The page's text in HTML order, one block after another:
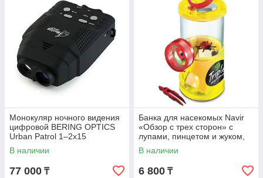
Монокуляр ночного видения
цифровой BERING OPTICS
Urban Patrol 1–2x15
В наличии
77 000 ₸
Банка для насекомых Navir
«Обзор с трех сторон» с
лупами, пинцетом и жуком,
прозрачный
В наличии
6 800 ₸